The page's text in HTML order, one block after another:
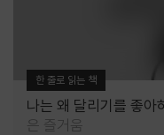
한 줄로 읽는 책
나는 왜 달리기를 좋아
은 즐거움